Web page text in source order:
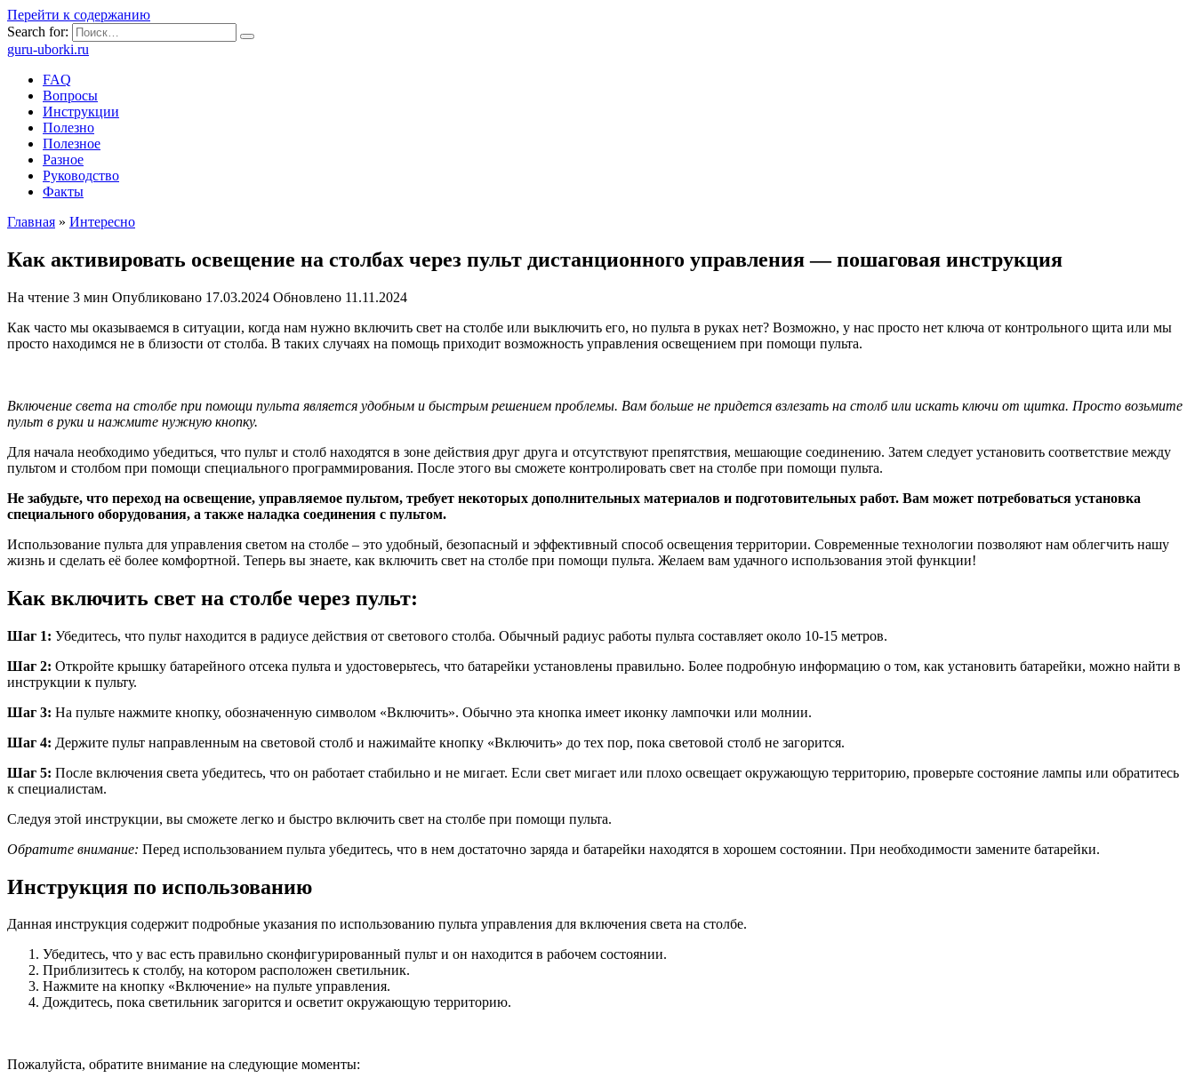
Перейти к содержанию
Search for:
guru-uborki.ru
FAQ
Вопросы
Инструкции
Полезно
Полезное
Разное
Руководство
Факты
Главная » Интересно
Как активировать освещение на столбах через пульт дистанционного управления — пошаговая инструкция
На чтение 3 мин Опубликовано 17.03.2024 Обновлено 11.11.2024
Как часто мы оказываемся в ситуации, когда нам нужно включить свет на столбе или выключить его, но пульта в руках нет? Возможно, у нас просто нет ключа от контрольного щита или мы
просто находимся не в близости от столба. В таких случаях на помощь приходит возможность управления освещением при помощи пульта.
Включение света на столбе при помощи пульта является удобным и быстрым решением проблемы. Вам больше не придется взлезать на столб или искать ключи от щитка. Просто возьмите
пульт в руки и нажмите нужную кнопку.
Для начала необходимо убедиться, что пульт и столб находятся в зоне действия друг друга и отсутствуют препятствия, мешающие соединению. Затем следует установить соответствие между
пультом и столбом при помощи специального программирования. После этого вы сможете контролировать свет на столбе при помощи пульта.
Не забудьте, что переход на освещение, управляемое пультом, требует некоторых дополнительных материалов и подготовительных работ. Вам может потребоваться установка
специального оборудования, а также наладка соединения с пультом.
Использование пульта для управления светом на столбе – это удобный, безопасный и эффективный способ освещения территории. Современные технологии позволяют нам облегчить нашу
жизнь и сделать её более комфортной. Теперь вы знаете, как включить свет на столбе при помощи пульта. Желаем вам удачного использования этой функции!
Как включить свет на столбе через пульт:
Шаг 1: Убедитесь, что пульт находится в радиусе действия от светового столба. Обычный радиус работы пульта составляет около 10-15 метров.
Шаг 2: Откройте крышку батарейного отсека пульта и удостоверьтесь, что батарейки установлены правильно. Более подробную информацию о том, как установить батарейки, можно найти в
инструкции к пульту.
Шаг 3: На пульте нажмите кнопку, обозначенную символом «Включить». Обычно эта кнопка имеет иконку лампочки или молнии.
Шаг 4: Держите пульт направленным на световой столб и нажимайте кнопку «Включить» до тех пор, пока световой столб не загорится.
Шаг 5: После включения света убедитесь, что он работает стабильно и не мигает. Если свет мигает или плохо освещает окружающую территорию, проверьте состояние лампы или обратитесь
к специалистам.
Следуя этой инструкции, вы сможете легко и быстро включить свет на столбе при помощи пульта.
Обратите внимание: Перед использованием пульта убедитесь, что в нем достаточно заряда и батарейки находятся в хорошем состоянии. При необходимости замените батарейки.
Инструкция по использованию
Данная инструкция содержит подробные указания по использованию пульта управления для включения света на столбе.
Убедитесь, что у вас есть правильно сконфигурированный пульт и он находится в рабочем состоянии.
Приблизитесь к столбу, на котором расположен светильник.
Нажмите на кнопку «Включение» на пульте управления.
Дождитесь, пока светильник загорится и осветит окружающую территорию.
Пожалуйста, обратите внимание на следующие моменты: